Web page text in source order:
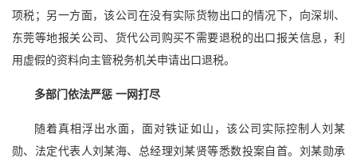
项税；另一方面，该公司在没有实际货物出口的情况下，向深圳、
东莞等地报关公司、货代公司购买不需要退税的出口报关信息，利
用虚假的资料向主管税务机关申请出口退税。
多部门依法严惩 一网打尽
随着真相浮出水面，面对铁证如山，该公司实际控制人刘某
勋、法定代表人刘某海、总经理刘某贤等悉数投案自首。刘某勋承